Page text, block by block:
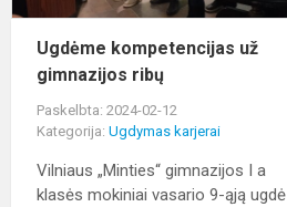
Ugdėme kompetencijas už
gimnazijos ribų
Paskelbta: 2024-02-12
Kategorija:Ugdymas karjerai
Vilniaus „Minties“ gimnazijos I a
klasės mokiniai vasario 9-ąją ugdė